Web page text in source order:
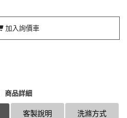
加入詢價車
商品詳細
洗滌方式
客製說明